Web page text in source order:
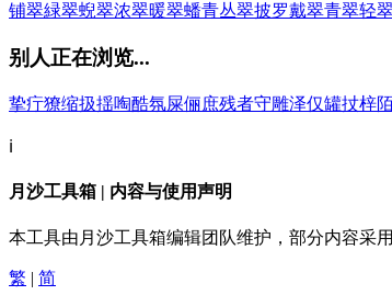
铺翠緑翠蜺翠浓翠暖翠蟠青丛翠披罗戴翠青翠轻
别人正在浏览...
挚疔獠缩扱揺啕酷氛屎俪庶残者守雕泽仅罐扙梓
ℹ️
月沙工具箱 | 内容与使用声明
本工具由月沙工具箱编辑团队维护，部分内容采
繁 | 简